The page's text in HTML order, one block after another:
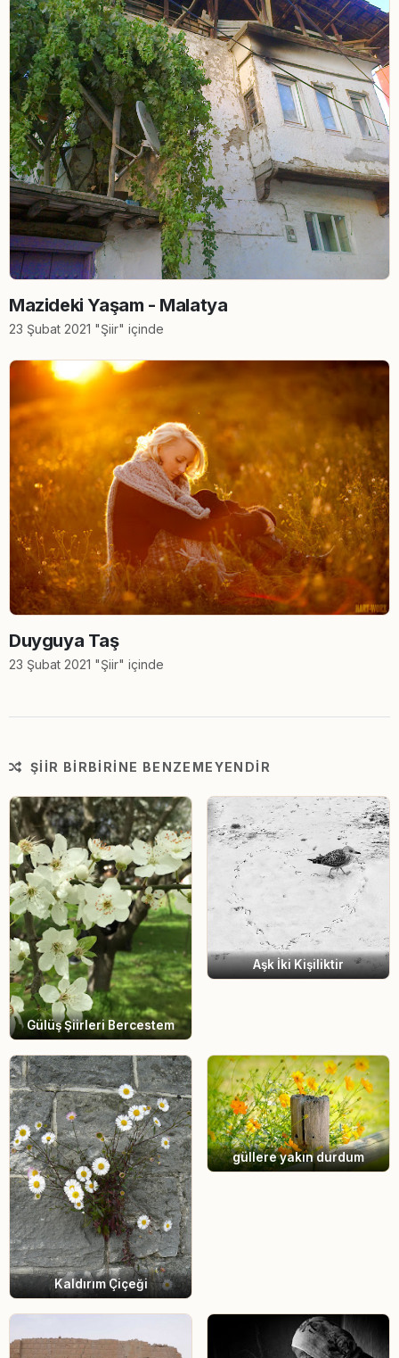
Mazideki Yaşam - Malatya
23 Şubat 2021 "Şiir" içinde
Duyguya Taş
23 Şubat 2021 "Şiir" içinde
ŞIIR BIRBIRINE BENZEMEYENDIR
Gülüş Şiirleri Bercestem
Aşk İki Kişiliktir
Kaldırım Çiçeği
güllere yakın durdum